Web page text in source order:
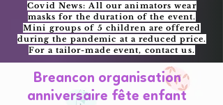
Covid News: All our animators wear
masks for the duration of the event.
Mini groups of 5 children are offered
during the pandemic at a reduced price.
For a tailor-made event, contact us.
Breancon organisation
anniversaire fête enfant